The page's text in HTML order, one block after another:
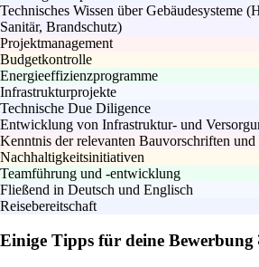
Technisches Wissen über Gebäudesysteme
Sanitär, Brandschutz)
Projektmanagement
Budgetkontrolle
Energieeffizienzprogramme
Infrastrukturprojekte
Technische Due Diligence
Entwicklung von Infrastruktur- und
Kenntnis der relevanten Bauvorschriften und
Nachhaltigkeitsinitiativen
Teamführung und -entwicklung
Fließend in Deutsch und Englisch
Reisebereitschaft
Einige Tipps für deine Bewerbung